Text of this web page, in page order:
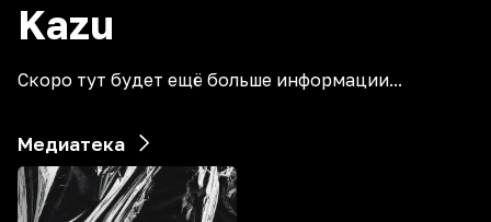
Kazu
Скоро тут будет ещё больше информации...
Медиатека